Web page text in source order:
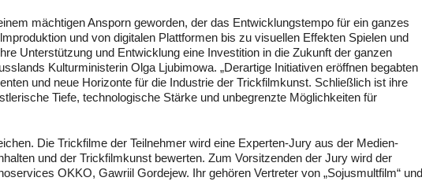
mächtigen Ansporn geworden, der das Entwicklungstempo für ein ganzes
und von digitalen Plattformen bis zu visuellen Effekten Spielen und
Unterstützung und Entwicklung eine Investition in die Zukunft der ganzen
Kulturministerin Olga Ljubimowa. „Derartige Initiativen eröffnen begabten
und neue Horizonte für die Industrie der Trickfilmkunst. Schließlich ist ihre
Tiefe, technologische Stärke und unbegrenzte Möglichkeiten für
Die Trickfilme der Teilnehmer wird eine Experten-Jury aus der Medien-
und der Trickfilmkunst bewerten. Zum Vorsitzenden der Jury wird der
OKKO, Gawriil Gordejew. Ihr gehören Vertreter von „Sojusmultfilm“ und